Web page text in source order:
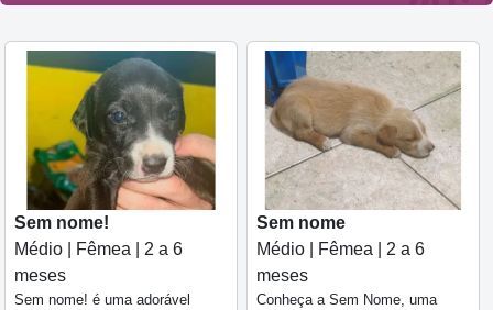
Sem nome!
Médio | Fêmea | 2 a 6
meses
Sem nome! é uma adorável
Sem nome
Médio | Fêmea | 2 a 6
meses
Conheça a Sem Nome, uma